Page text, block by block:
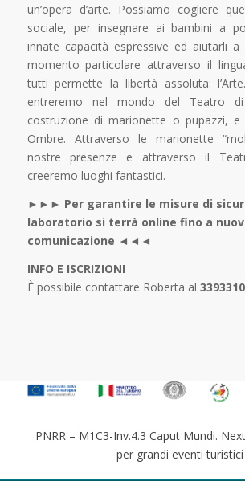
un’opera d’arte. Possiamo cogliere
sociale, per insegnare ai bambini a
innate capacità espressive ed aiutarli a
momento particolare attraverso il
tutti permette la libertà assoluta:
entreremo nel mondo del Teatro
costruzione di marionette o pupazzi,
Ombre. Attraverso le marionette
nostre presenze e attraverso il
creeremo luoghi fantastici.
►►► Per garantire le misure di
laboratorio si terrà online fino a
comunicazione ◄◄◄
INFO E ISCRIZIONI
È possibile contattare Roberta al
PNRR – M1C3-Inv.4.3 Caput Mundi.
per grandi eventi turistici